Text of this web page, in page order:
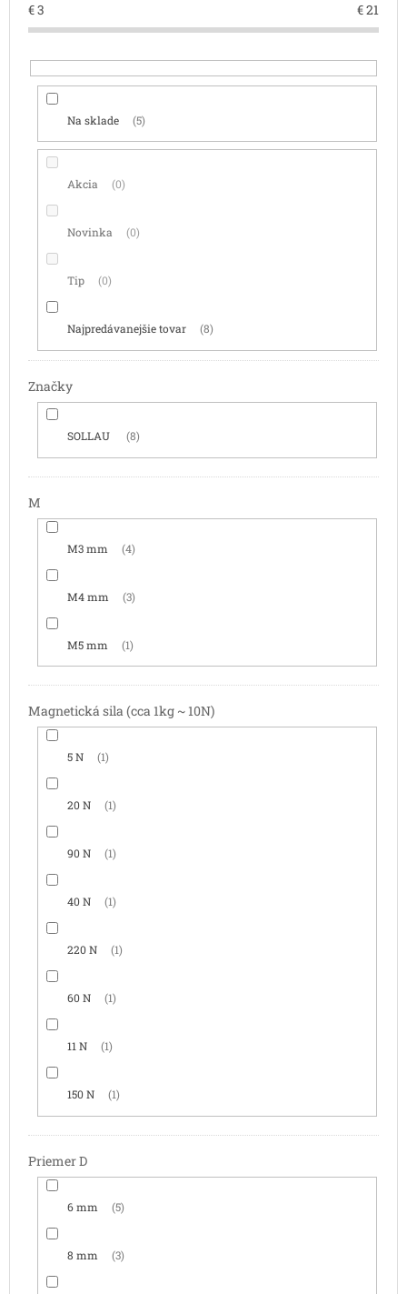
€3 €21
Na sklade 5
Akcia 0
Novinka 0
Tip 0
Najpredávanejšie tovar 8
Značky
SOLLAU 8
M
M3 mm 4
M4 mm 3
M5 mm 1
Magnetická sila (cca 1kg ~ 10N)
5 N 1
20 N 1
90 N 1
40 N 1
220 N 1
60 N 1
11 N 1
150 N 1
Priemer D
6 mm 5
8 mm 3